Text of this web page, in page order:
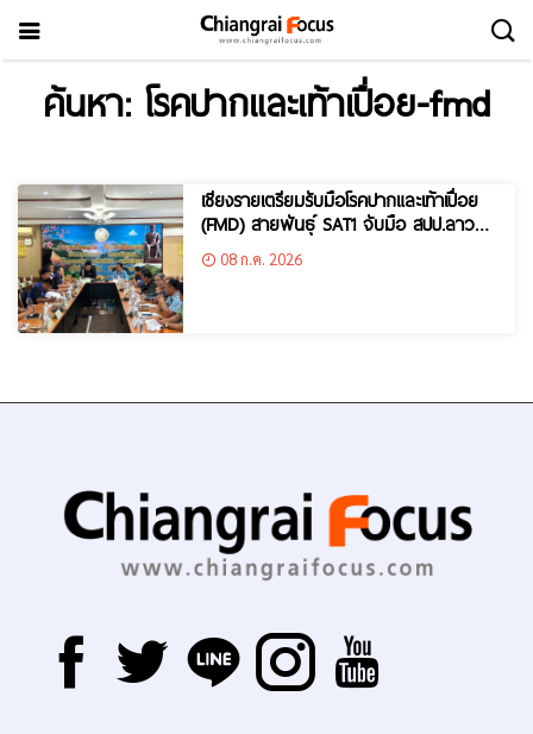
ค้นหา: โรคปากและเท้าเปื่อย-fmd
เชียงรายเตรียมรับมือโรคปากและเท้าเปื่อย
(FMD) สายพันธุ์ SAT1 จับมือ สปป.ลาว
ยกระดับเฝ้าระวังชายแดน พร้อมเข้มตรวจ
การเคลื่อนย้ายสัตว์
08 ก.ค. 2026